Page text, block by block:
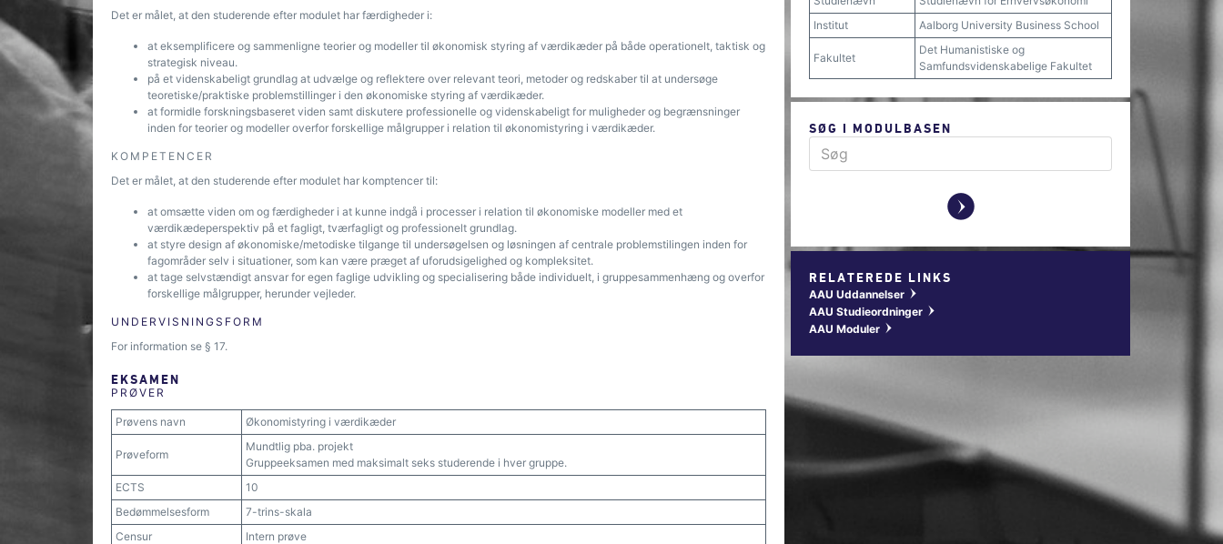
Det er målet, at den studerende efter modulet har færdigheder i:
at eksemplificere og sammenligne teorier og modeller til økonomisk styring af værdikæder på både operationelt, taktisk og
strategisk niveau.
på et videnskabeligt grundlag at udvælge og reflektere over relevant teori, metoder og redskaber til at undersøge
teoretiske/praktiske problemstillinger i den økonomiske styring af værdikæder.
at formidle forskningsbaseret viden samt diskutere professionelle og videnskabeligt for muligheder og begrænsninger
inden for teorier og modeller overfor forskellige målgrupper i relation til økonomistyring i værdikæder.
KOMPETENCER
Det er målet, at den studerende efter modulet har komptencer til:
at omsætte viden om og færdigheder i at kunne indgå i processer i relation til økonomiske modeller med et
værdikædeperspektiv på et fagligt, tværfagligt og professionelt grundlag.
at styre design af økonomiske/metodiske tilgange til undersøgelsen og løsningen af centrale problemstilingen inden for
fagområder selv i situationer, som kan være præget af uforudsigelighed og kompleksitet.
at tage selvstændigt ansvar for egen faglige udvikling og specialisering både individuelt, i gruppesammenhæng og overfor
forskellige målgrupper, herunder vejleder.
UNDERVISNINGSFORM
For information se § 17.
EKSAMEN
PRØVER
Prøvens navn Økonomistyring i værdikæder
Prøveform
Mundtlig pba. projekt
Gruppeeksamen med maksimalt seks studerende i hver gruppe.
ECTS
10
Bedømmelsesform
7-trins-skala
Censur
Intern prøve
Institut
Aalborg University Business School
Fakultet
Det Humanistiske og
Samfundsvidenskabelige Fakultet
SØG I MODULBASEN
y
RELATEREDE LINKS
AAU Uddannelser w
AAU Studieordninger w
AAU Moduler w